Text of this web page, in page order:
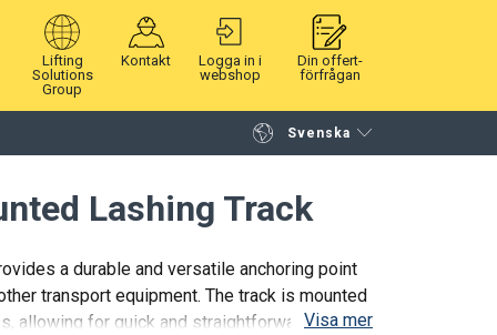
Lifting
Solutions
Group
Kontakt
Logga in i
webshop
Din offert-
förfrågan
Svenska
Fortsätt handla Gå till kassan
Lashing Track
a durable and versatile anchoring point
transport equipment. The track is mounted
allowing for quick and straightforwardVisa mer